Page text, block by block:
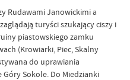
Rudawami Janowickimi a
turyści szukający ciszy i
piastowskiego zamku
(Krowiarki, Piec, Skalny
do uprawiania
Sokole. Do Miedzianki